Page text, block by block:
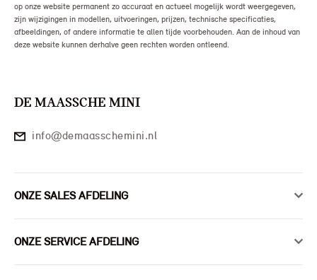
op onze website permanent zo accuraat en actueel mogelijk wordt weergegeven,
zijn wijzigingen in modellen, uitvoeringen, prijzen, technische specificaties,
afbeeldingen, of andere informatie te allen tijde voorbehouden. Aan de inhoud van
deze website kunnen derhalve geen rechten worden ontleend.
DE MAASSCHE MINI
info@demaasschemini.nl
ONZE SALES AFDELING
ONZE SERVICE AFDELING